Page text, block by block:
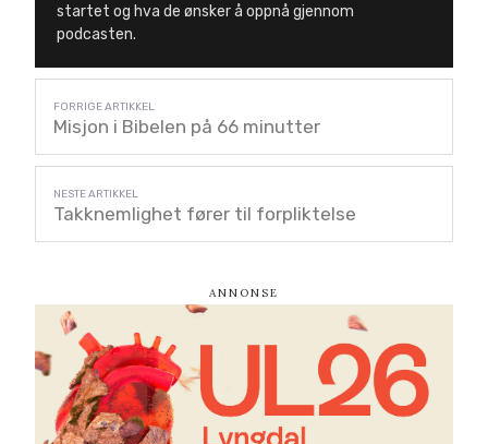
startet og hva de ønsker å oppnå gjennom
podcasten.
Misjon i Bibelen på 66 minutter
Takknemlighet fører til forpliktelse